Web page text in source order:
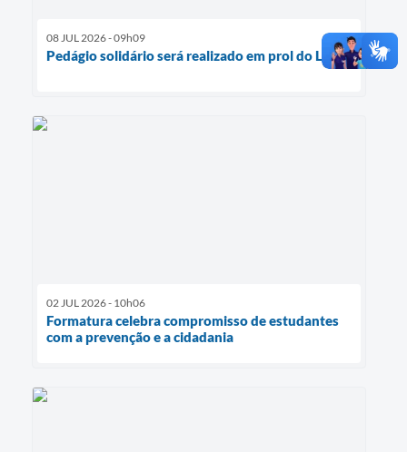
08 JUL 2026 - 09h09
Pedágio solidário será realizado em prol do Léo
02 JUL 2026 - 10h06
Formatura celebra compromisso de estudantes
com a prevenção e a cidadania